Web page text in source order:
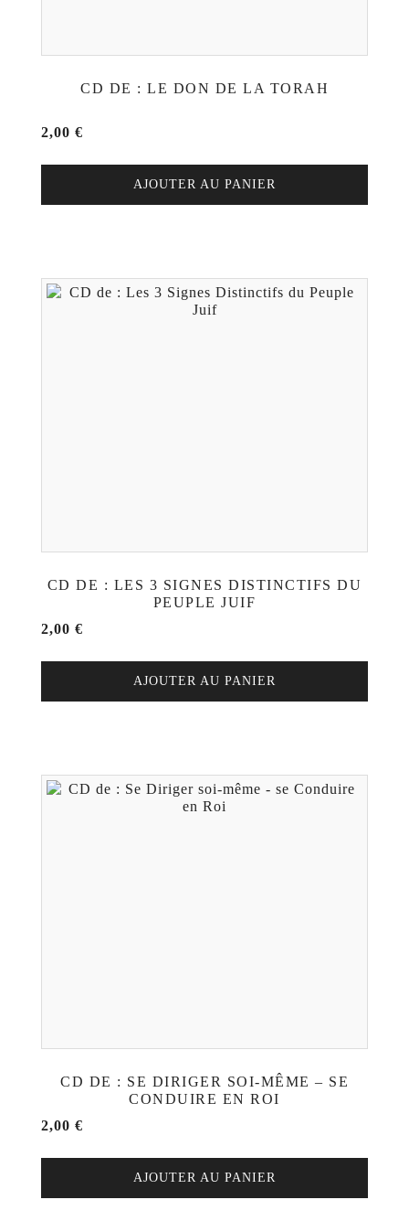
CD DE : LE DON DE LA TORAH
2,00 €
AJOUTER AU PANIER
CD DE : LES 3 SIGNES DISTINCTIFS DU
PEUPLE JUIF
2,00 €
AJOUTER AU PANIER
CD DE : SE DIRIGER SOI-MÊME – SE
CONDUIRE EN ROI
2,00 €
AJOUTER AU PANIER